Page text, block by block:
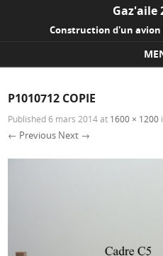
Gaz'aile
Construction d'un avion
P1010712 COPIE
Published6 mars 2014at 1600 × 1200
← Previous Next →